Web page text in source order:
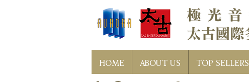
HOME ABOUT US TOP SELLERS